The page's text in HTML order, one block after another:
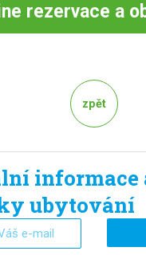
rezervace a
zpět
informace
ubytování